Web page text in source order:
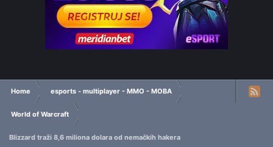
Home esports - multiplayer - MMO - MOBA
World of Warcraft
Blizzard traži 8,6 miliona dolara od nemačkih hakera